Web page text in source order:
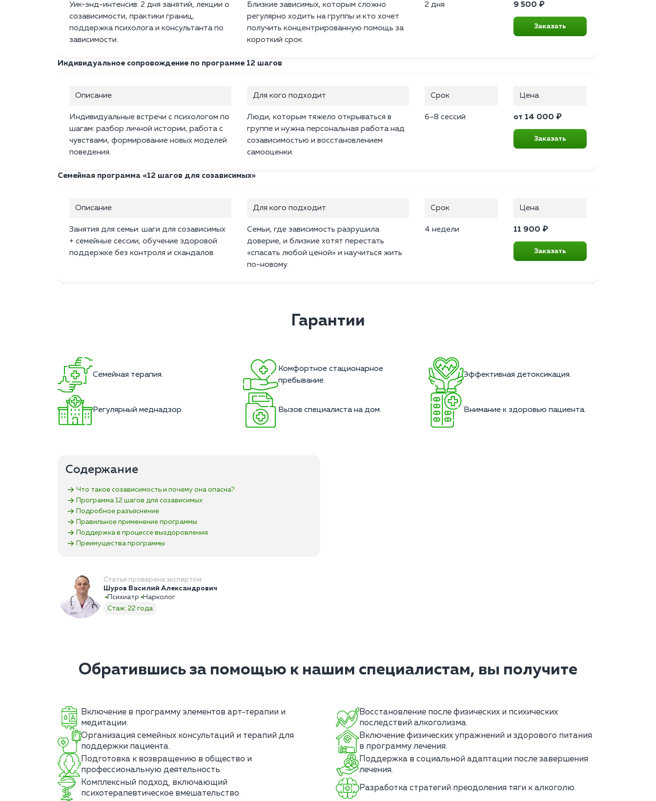
Уик-энд-интенсив: 2 дня занятий, лекции о
созависимости, практики границ,
поддержка психолога и консультанта по
зависимости.
Близкие зависимых, которым сложно
регулярно ходить на группы и кто хочет
получить концентрированную помощь за
короткий срок.
2 дня 9 500 ₽
Заказать
Индивидуальное сопровождение по программе 12 шагов
Описание
Индивидуальные встречи с психологом по
шагам: разбор личной истории, работа с
чувствами, формирование новых моделей
поведения.
Для кого подходит
Люди, которым тяжело открываться в
группе и нужна персональная работа над
созависимостью и восстановлением
самооценки.
Срок
6–8 сессий
Цена
от 14 000 ₽
Заказать
Семейная программа «12 шагов для созависимых»
Описание
Занятия для семьи: шаги для созависимых
+ семейные сессии, обучение здоровой
поддержке без контроля и скандалов.
Для кого подходит
Семьи, где зависимость разрушила
доверие, и близкие хотят перестать
«спасать любой ценой» и научиться жить
по-новому.
Срок
4 недели
Цена
11 900 ₽
Заказать
Гарантии
Семейная терапия.
Комфортное стационарное
пребывание.
Эффективная детоксикация.
Регулярный меднадзор. Вызов специалиста на дом. Внимание к здоровью пациента.
Содержание
Что такое созависимость и почему она опасна?
Программа 12 шагов для созависимых
Подробное разъяснение
Правильное применение программы
Поддержка в процессе выздоровления
Преимущества программы
Статья проверена экспертом
Шуров Василий Александрович
Психиатр
Нарколог
Стаж: 22 года
Обратившись за помощью к нашим специалистам, вы получите
Включение в программу элементов арт-терапии и
медитации.
Восстановление после физических и психических
последствий алкоголизма.
Организация семейных консультаций и терапий для
поддержки пациента.
Включение физических упражнений и здорового питания
в программу лечения.
Подготовка к возвращению в общество и
профессиональную деятельность.
Поддержка в социальной адаптации после завершения
лечения.
Комплексный подход, включающий
психотерапевтическое вмешательство.
Разработка стратегий преодоления тяги к алкоголю.